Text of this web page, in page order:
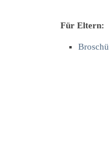
Für Eltern: